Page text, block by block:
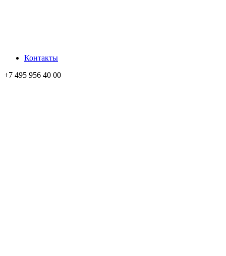
Контакты
+7 495 956 40 00